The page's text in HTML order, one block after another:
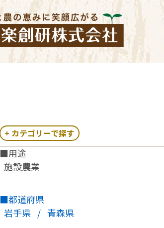
カテゴリーで探す
■用途
施設農業
■都道府県
岩手県 / 青森県